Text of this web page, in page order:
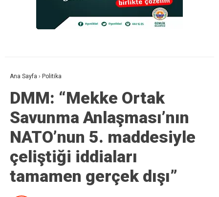
Ana Sayfa › Politika
DMM: “Mekke Ortak
Savunma Anlaşması’nın
NATO’nun 5. maddesiyle
çeliştiği iddiaları
tamamen gerçek dışı”